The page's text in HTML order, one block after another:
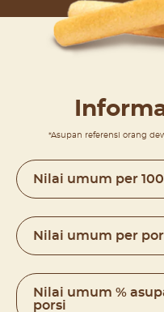
*Asupan referensi orang
Nilai umum per
Nilai umum per
Nilai umum %
porsi